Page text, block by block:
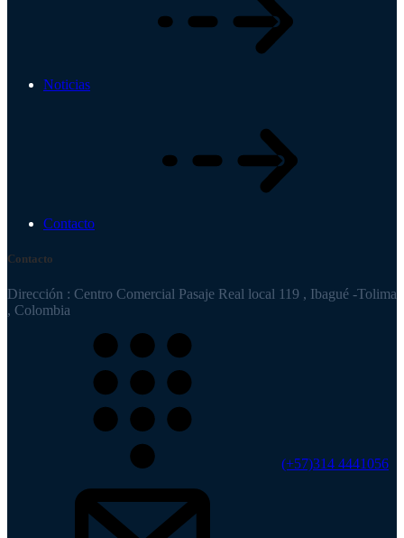
Noticias
Contacto
Contacto
Dirección : Centro Comercial Pasaje Real local 119 , Ibagué -Tolima
, Colombia
(+57)314 4441056